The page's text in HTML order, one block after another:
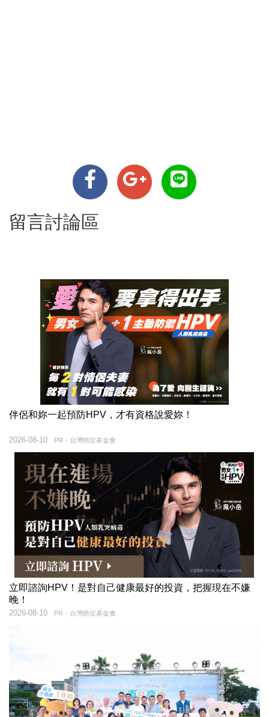
留言討論區
伴侶和妳一起預防HPV，才有資格說愛妳！
PR・台灣癌症基金會
2026-08-10
立即諮詢HPV！是對自己健康最好的投資，把握現在不嫌
晚！
PR・台灣癌症基金會
2026-08-10